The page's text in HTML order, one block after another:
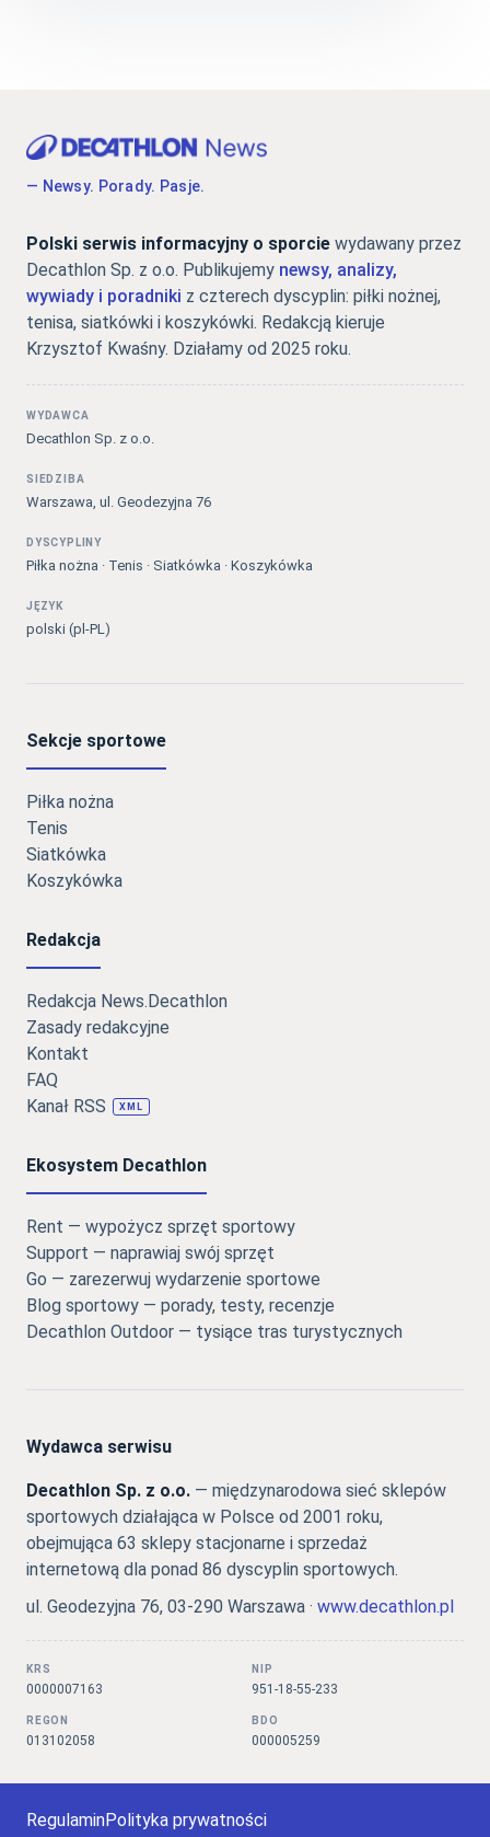
— Newsy. Porady. Pasje.
Polski serwis informacyjny o sporcie wydawany przez
Decathlon Sp. z o.o. Publikujemy newsy, analizy,
wywiady i poradniki z czterech dyscyplin: piłki nożnej,
tenisa, siatkówki i koszykówki. Redakcją kieruje
Krzysztof Kwaśny. Działamy od 2025 roku.
WYDAWCA
Decathlon Sp. z o.o.
SIEDZIBA
Warszawa, ul. Geodezyjna 76
DYSCYPLINY
Piłka nożna · Tenis · Siatkówka · Koszykówka
JĘZYK
polski (pl-PL)
Sekcje sportowe
Piłka nożna
Tenis
Siatkówka
Koszykówka
Redakcja
Redakcja News.Decathlon
Zasady redakcyjne
Kontakt
FAQ
Kanał RSS
XML
Ekosystem Decathlon
Rent — wypożycz sprzęt sportowy
Support — naprawiaj swój sprzęt
Go — zarezerwuj wydarzenie sportowe
Blog sportowy — porady, testy, recenzje
Decathlon Outdoor — tysiące tras turystycznych
Wydawca serwisu
Decathlon Sp. z o.o. — międzynarodowa sieć sklepów
sportowych działająca w Polsce od 2001 roku,
obejmująca 63 sklepy stacjonarne i sprzedaż
internetową dla ponad 86 dyscyplin sportowych.
ul. Geodezyjna 76, 03-290 Warszawa · www.decathlon.pl
KRS
0000007163
NIP
951-18-55-233
REGON
013102058
BDO
000005259
RegulaminPolityka prywatności